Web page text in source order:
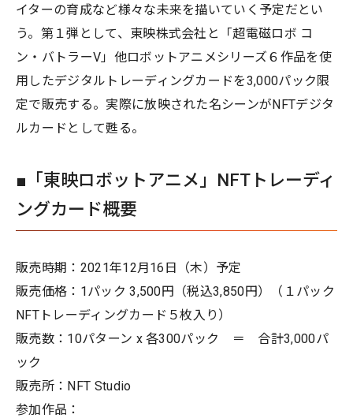
イターの育成など様々な未来を描いていく予定だとい
う。第１弾として、東映株式会社と「超電磁ロボ コ
ン・バトラーV」他ロボットアニメシリーズ６作品を使
用したデジタルトレーディングカードを3,000パック限
定で販売する。実際に放映された名シーンがNFTデジタ
ルカードとして甦る。
■「東映ロボットアニメ」NFTトレーディ
ングカード概要
販売時期：2021年12月16日（木）予定
販売価格：1パック 3,500円（税込3,850円）（１パック
NFTトレーディングカード５枚入り）
販売数：10パターン x 各300パック ＝ 合計3,000パ
ック
販売所：NFT Studio
参加作品：